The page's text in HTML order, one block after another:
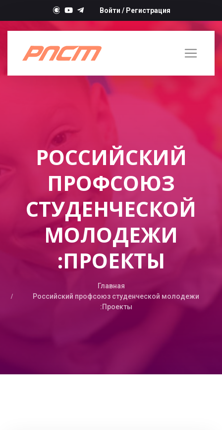
Войти / Регистрация
РОССИЙСКИЙ
ПРОФСОЮЗ
СТУДЕНЧЕСКОЙ
МОЛОДЕЖИ
:ПРОЕКТЫ
Главная
Российский профсоюз студенческой молодежи
:Проекты